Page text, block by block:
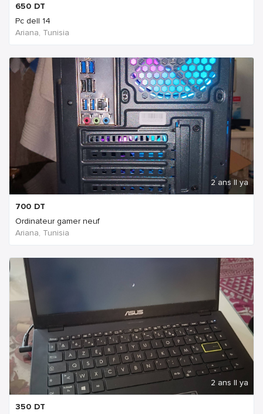
650 DT
Pc dell 14
Ariana, Tunisia
2 ans Il ya
700 DT
Ordinateur gamer neuf
Ariana, Tunisia
2 ans Il ya
350 DT